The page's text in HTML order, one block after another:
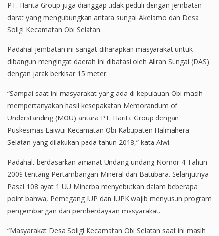
PT. Harita Group juga dianggap tidak peduli dengan jembatan
darat yang mengubungkan antara sungai Akelamo dan Desa
Soligi Kecamatan Obi Selatan.
Padahal jembatan ini sangat diharapkan masyarakat untuk
dibangun mengingat daerah ini dibatasi oleh Aliran Sungai (DAS)
dengan jarak berkisar 15 meter.
“Sampai saat ini masyarakat yang ada di kepulauan Obi masih
mempertanyakan hasil kesepakatan Memorandum of
Understanding (MOU) antara PT. Harita Group dengan
Puskesmas Laiwui Kecamatan Obi Kabupaten Halmahera
Selatan yang dilakukan pada tahun 2018,” kata Alwi.
Padahal, berdasarkan amanat Undang-undang Nomor 4 Tahun
2009 tentang Pertambangan Mineral dan Batubara. Selanjutnya
Pasal 108 ayat 1 UU Minerba menyebutkan dalam beberapa
point bahwa, Pemegang IUP dan IUPK wajib menyusun program
pengembangan dan pemberdayaan masyarakat.
“Masyarakat Desa Soligi Kecamatan Obi Selatan saat ini masih